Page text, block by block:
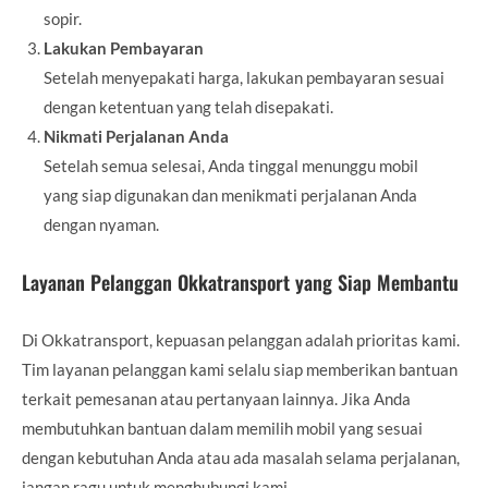
sopir.
Lakukan Pembayaran
Setelah menyepakati harga, lakukan pembayaran sesuai
dengan ketentuan yang telah disepakati.
Nikmati Perjalanan Anda
Setelah semua selesai, Anda tinggal menunggu mobil
yang siap digunakan dan menikmati perjalanan Anda
dengan nyaman.
Layanan Pelanggan Okkatransport yang Siap Membantu
Di Okkatransport, kepuasan pelanggan adalah prioritas kami.
Tim layanan pelanggan kami selalu siap memberikan bantuan
terkait pemesanan atau pertanyaan lainnya. Jika Anda
membutuhkan bantuan dalam memilih mobil yang sesuai
dengan kebutuhan Anda atau ada masalah selama perjalanan,